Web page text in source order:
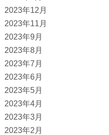
2023年12月
2023年11月
2023年9月
2023年8月
2023年7月
2023年6月
2023年5月
2023年4月
2023年3月
2023年2月